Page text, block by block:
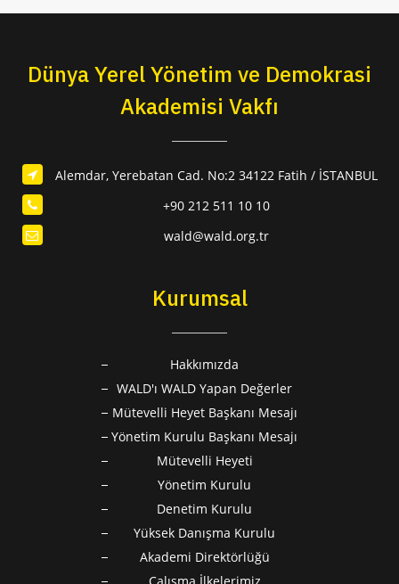
Dünya Yerel Yönetim ve Demokrasi
Akademisi Vakfı
Alemdar, Yerebatan Cad. No:2 34122 Fatih / İSTANBUL
+90 212 511 10 10
wald@wald.org.tr
Kurumsal
Hakkımızda
WALD'ı WALD Yapan Değerler
Mütevelli Heyet Başkanı Mesajı
Yönetim Kurulu Başkanı Mesajı
Mütevelli Heyeti
Yönetim Kurulu
Denetim Kurulu
Yüksek Danışma Kurulu
Akademi Direktörlüğü